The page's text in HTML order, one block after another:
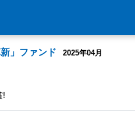
」ファンド 2025年04月
!